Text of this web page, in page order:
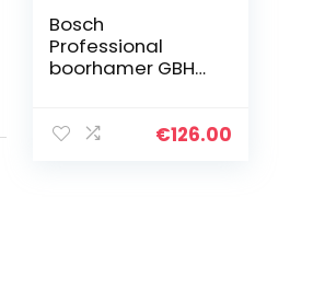
Bosch
Professional
boorhamer GBH
SDS plus (6/8/10
€126.00